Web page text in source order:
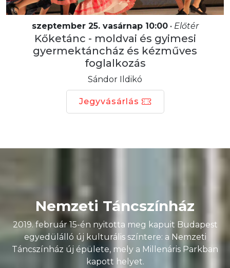
szeptember 25. vasárnap 10:00• Előtér
Kőketánc - moldvai és gyimesi
gyermektáncház és kézműves
foglalkozás
Sándor Ildikó
Jegyvásárlás
Nemzeti Táncszínház
2019. február 15-én nyitotta meg kapuit Budapest
egyedülálló új kulturális színtere: a Nemzeti
Táncszínház új épülete, mely a Millenáris Parkban
kapott helyet.